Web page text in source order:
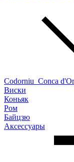
Codorniu Conca
Виски
Коньяк
Ром
Байцзю
Аксессуары